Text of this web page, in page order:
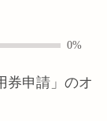
0%
券申請 」のオ